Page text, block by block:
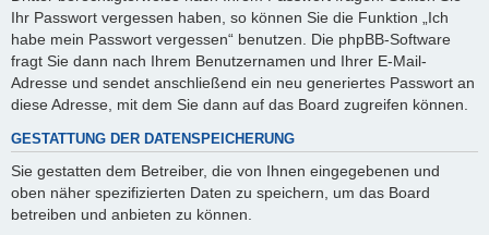
Ihr Passwort vergessen haben, so können Sie die Funktion „Ich
habe mein Passwort vergessen“ benutzen. Die phpBB-Software
fragt Sie dann nach Ihrem Benutzernamen und Ihrer E-Mail-
Adresse und sendet anschließend ein neu generiertes Passwort an
diese Adresse, mit dem Sie dann auf das Board zugreifen können.
GESTATTUNG DER DATENSPEICHERUNG
Sie gestatten dem Betreiber, die von Ihnen eingegebenen und
oben näher spezifizierten Daten zu speichern, um das Board
betreiben und anbieten zu können.